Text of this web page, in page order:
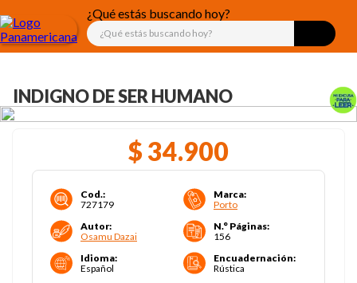
¿Qué estás buscando hoy?
INDIGNO DE SER HUMANO
$ 34.900
Cod.:
727179
Marca:
Porto
Autor:
Osamu Dazai
N.° Páginas:
156
Idioma:
Español
Encuadernación:
Rústica